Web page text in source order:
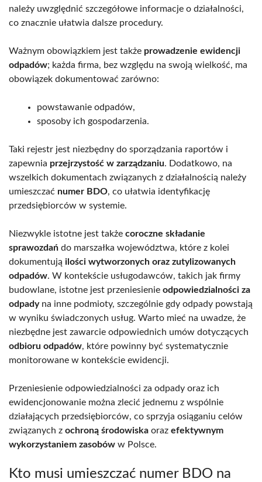
należy uwzględnić szczegółowe informacje o działalności,
co znacznie ułatwia dalsze procedury.
Ważnym obowiązkiem jest także prowadzenie ewidencji
odpadów; każda firma, bez względu na swoją wielkość, ma
obowiązek dokumentować zarówno:
powstawanie odpadów,
sposoby ich gospodarzenia.
Taki rejestr jest niezbędny do sporządzania raportów i
zapewnia przejrzystość w zarządzaniu. Dodatkowo, na
wszelkich dokumentach związanych z działalnością należy
umieszczać numer BDO, co ułatwia identyfikację
przedsiębiorców w systemie.
Niezwykle istotne jest także coroczne składanie
sprawozdań do marszałka województwa, które z kolei
dokumentują ilości wytworzonych oraz zutylizowanych
odpadów. W kontekście usługodawców, takich jak firmy
budowlane, istotne jest przeniesienie odpowiedzialności za
odpadyna inne podmioty, szczególnie gdy odpady powstają
w wyniku świadczonych usług. Warto mieć na uwadze, że
niezbędne jest zawarcie odpowiednich umów dotyczących
odbioru odpadów, które powinny być systematycznie
monitorowane w kontekście ewidencji.
Przeniesienie odpowiedzialności za odpady oraz ich
ewidencjonowanie można zlecić jednemu z wspólnie
działających przedsiębiorców, co sprzyja osiąganiu celów
związanych z ochroną środowiska oraz efektywnym
wykorzystaniem zasobów w Polsce.
Kto musi umieszczać numer BDO na